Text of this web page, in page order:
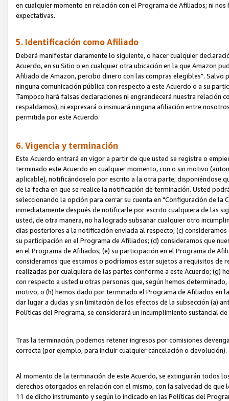
en cualquier momento en relación con el Programa de Afiliados; ni
expectativas.
5. Identificación como Afiliado
Deberá manifestar claramente lo siguiente, o hacer cualquier
Acuerdo, en su Sitio o en cualquier otra ubicación en la que Amazon
Afiliado de Amazon, percibo dinero con las compras elegibles". Salvo
ninguna comunicación pública con respecto a este Acuerdo o a su
Tampoco hará falsas declaraciones ni engrandecerá nuestra relación
respaldamos), ni expresará o insinuará ninguna afiliación entre
permitida por este Acuerdo.
6. Vigencia y terminación
Este Acuerdo entrará en vigor a partir de que usted se registre o
terminado este Acuerdo en cualquier momento, con o sin motivo
aplicable), notificándoselo por escrito a la otra parte; disponiéndose
de la fecha en que se realice la notificación de terminación. Usted
seleccionando la opción para cerrar su cuenta en "Configuración de
inmediatamente después de notificarle por escrito cualquiera de las
usted, de otra manera, no ha logrado subsanar cualquier otro
días posteriores a la notificación enviada al respecto; (c)
su participación en el Programa de Afiliados; (d) consideramos que
en el Programa de Afiliados; (e) su participación en el Programa de
consideramos que estamos o podríamos estar sujetos a requisitos de
realizadas por cualquiera de las partes conforme a este Acuerdo; (g)
con respecto a usted u otras personas que, según hemos
motivo, o (h) hemos dado por terminado el Programa de Afiliados en
dar lugar a dudas y sin limitación de los efectos de la subsección (a)
Políticas del Programa, se considerará un incumplimiento sustancial
Tras la terminación, podemos retener ingresos por comisiones
correcta (por ejemplo, para incluir cualquier cancelación o devolución).
Al momento de la terminación de este Acuerdo, se extinguirán todos
derechos otorgados en relación con el mismo, con la salvedad de
11 de dicho instrumento y según lo indicado en las Políticas del